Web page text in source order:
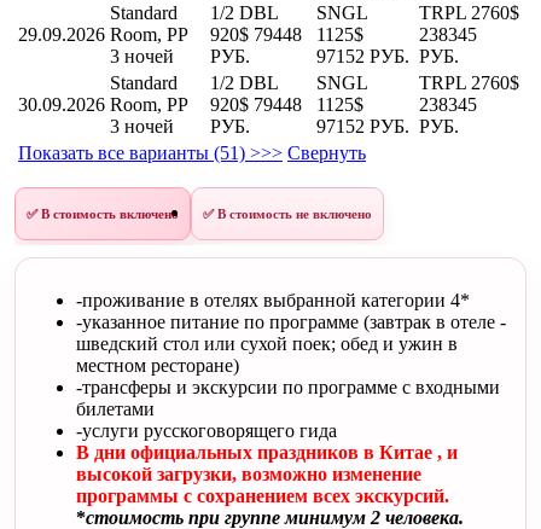
29.09.2026
Standard
Room, PP
3 ночей
1/2 DBL
920$ 79448
РУБ.
SNGL
1125$
97152 РУБ.
TRPL 2760$
238345
РУБ.
30.09.2026
Standard
Room, PP
3 ночей
1/2 DBL
920$ 79448
РУБ.
SNGL
1125$
97152 РУБ.
TRPL 2760$
238345
РУБ.
Показать все варианты (51) >>> Свернуть
✅ В стоимость включено ✅ В стоимость не включено
-проживание в отелях выбранной категории 4*
-указанное питание по программе (завтрак в отеле -
шведский стол или сухой поек; обед и ужин в
местном ресторане)
-трансферы и экскурсии по программе с входными
билетами
-услуги русскоговорящего гида
В дни официальных праздников в Китае , и
высокой загрузки, возможно изменение
программы с сохранением всех экскурсий.
*стоимость при группе минимум 2 человека.